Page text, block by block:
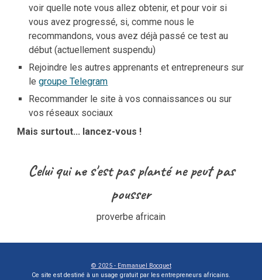
voir quelle note vous allez obtenir, et pour voir si
vous avez progressé, si, comme nous le
recommandons, vous avez déjà passé ce test au
début (actuellement suspendu)
Rejoindre les autres apprenants et entrepreneurs sur
legroupe Telegram
Recommander le site à vos connaissances ou sur
vos réseaux sociaux
Mais surtout... lancez-vous !
Celui qui ne s'est pas planté ne peut pas
pousser
proverbe africain
© 2025 - Emmanuel Bocquet
Ce site est destiné à un usage gratuit par les entrepreneurs africains.